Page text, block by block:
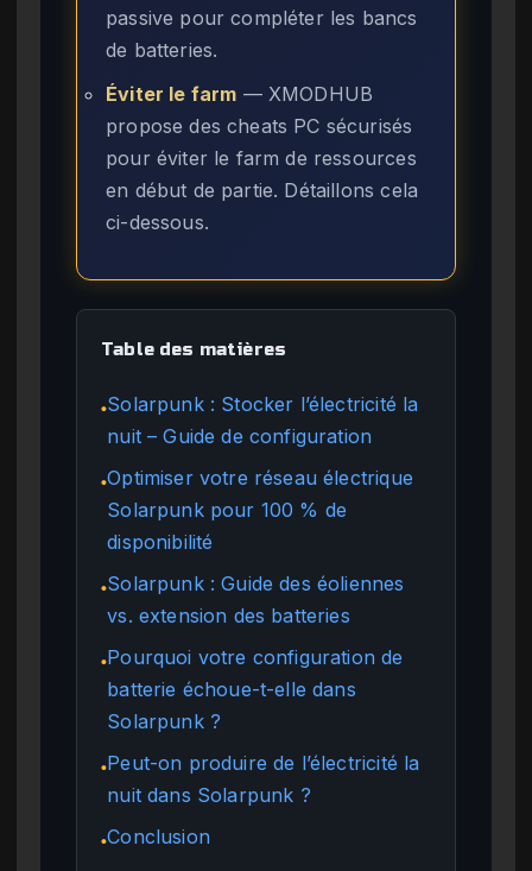
passive pour compléter les bancs
de batteries.
Éviter le farm — XMODHUB
propose des cheats PC sécurisés
pour éviter le farm de ressources
en début de partie. Détaillons cela
ci-dessous.
Table des matières
●Solarpunk : Stocker l’électricité la
nuit – Guide de configuration
●Optimiser votre réseau électrique
Solarpunk pour 100 % de
disponibilité
●Solarpunk : Guide des éoliennes
vs. extension des batteries
●Pourquoi votre configuration de
batterie échoue-t-elle dans
Solarpunk ?
●Peut-on produire de l’électricité la
nuit dans Solarpunk ?
●Conclusion